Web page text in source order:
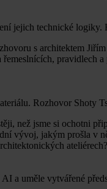
jejich technické
s architektem
pravidlech a
Rozhovor Shoty
než jsme si ochotni
vývoj, jakým prošla v
a uměle vytvářené